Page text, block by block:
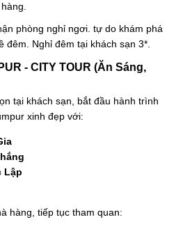
phòng nghỉ ngơi. tự do khám phá
đêm. Nghỉ đêm tại khách sạn 3*.
- CITY TOUR (Ăn Sáng,
tại khách sạn, bắt đầu hành trình
xinh đẹp với:
Lập
hàng, tiếp tục tham quan: